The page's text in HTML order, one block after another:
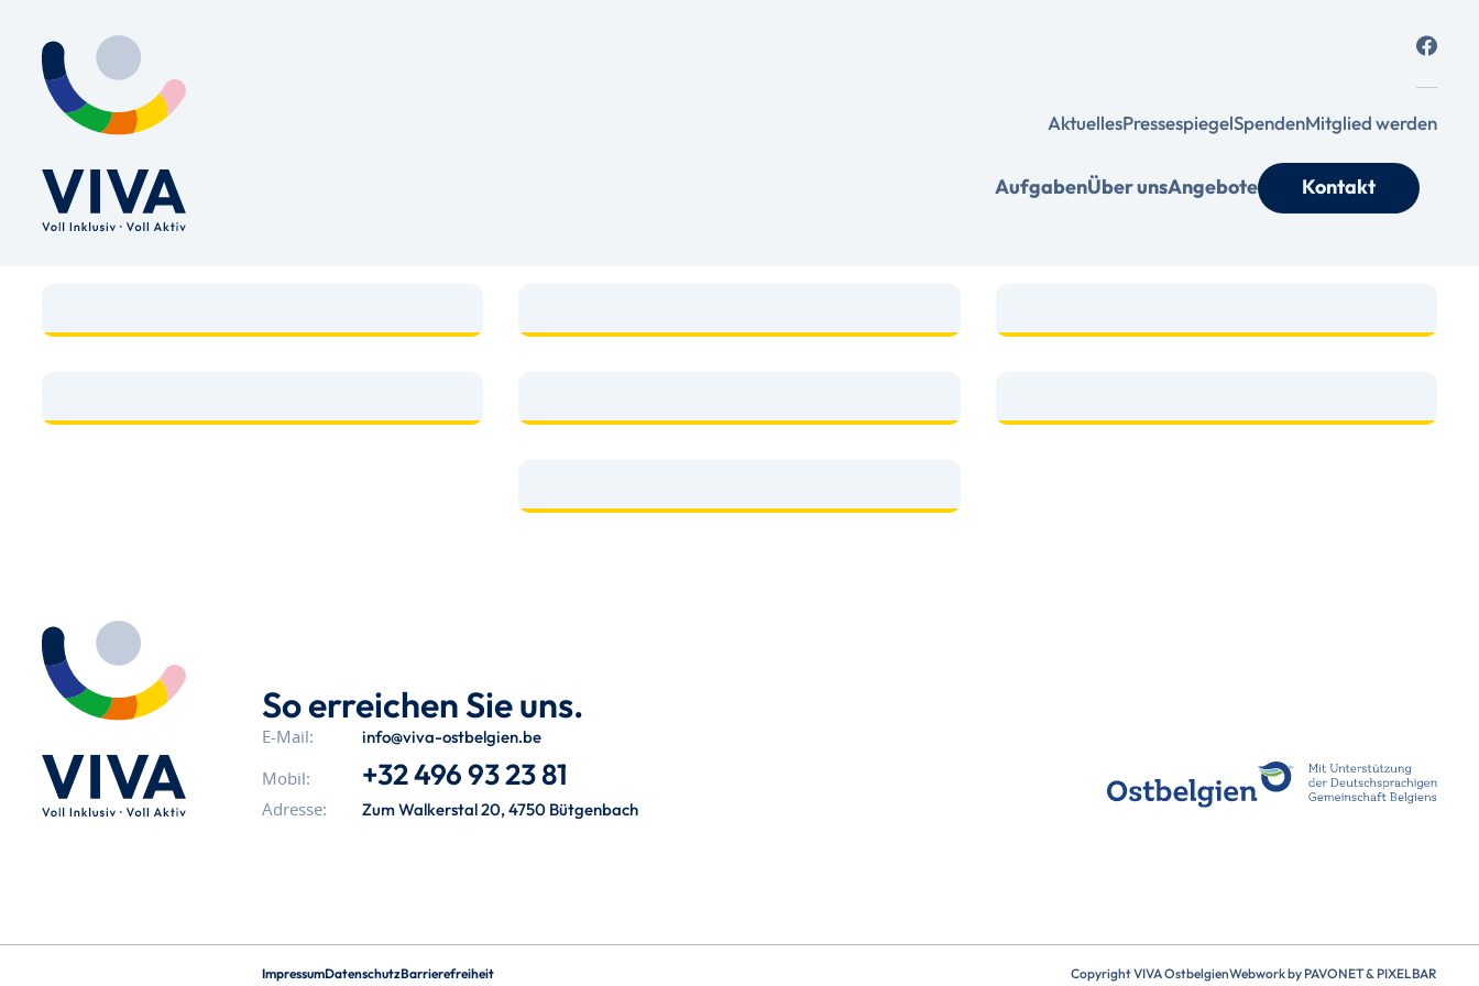
AktuellesPressespiegelSpendenMitglied werden
AufgabenÜber unsAngebote Kontakt
So erreichen Sie uns.
E-Mail: info@viva-ostbelgien.be
Mobil: +32 496 93 23 81
Adresse: Zum Walkerstal 20, 4750 Bütgenbach
ImpressumDatenschutzBarrierefreiheit Copyright VIVA OstbelgienWebwork by PAVONET& PIXELBAR